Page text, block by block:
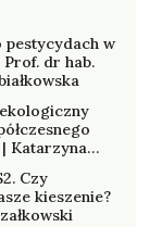
pestycydach w
dr hab.
| Katarzyna
Czy
kieszenie?